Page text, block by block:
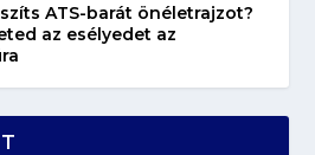
ATS-barát önéletrajzot?
az esélyedet az